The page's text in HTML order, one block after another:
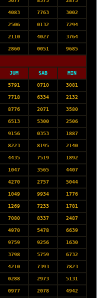
4083 7763 3002
2506 0132 7294
2110 4027 3764
2860 0051 9685
JUM SAB MIN
5791 0710 3081
7718 6334 2132
8776 2071 3580
6513 5300 2506
9156 0353 1887
8223 8195 2140
4435 7519 1892
1047 3565 4407
4270 2757 5044
1049 9934 1776
1269 7233 1781
7080 8337 2487
4970 5478 6639
9759 9256 1630
3798 5759 6732
4210 7393 7823
0288 2973 5131
0977 2078 4942